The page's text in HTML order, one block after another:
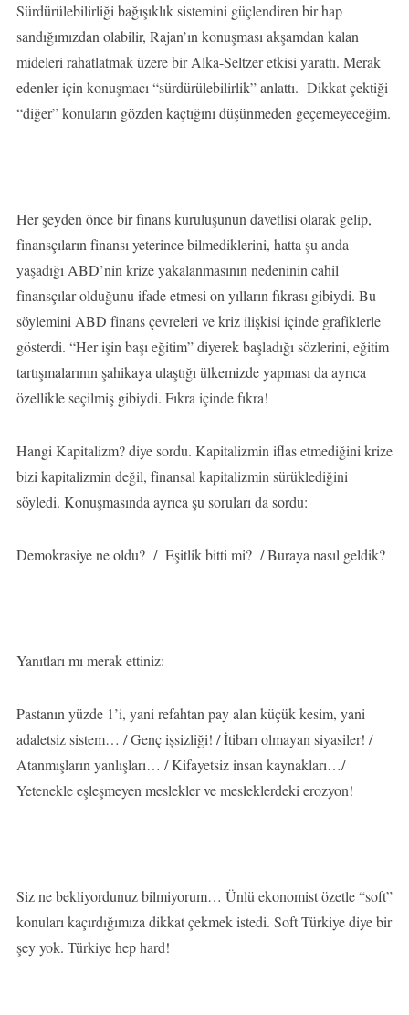
Sürdürülebilirliği bağışıklık sistemini güçlendiren bir hap
sandığımızdan olabilir, Rajan’ın konuşması akşamdan kalan
mideleri rahatlatmak üzere bir Alka-Seltzer etkisi yarattı. Merak
edenler için konuşmacı “sürdürülebilirlik” anlattı. Dikkat çektiği
“diğer” konuların gözden kaçtığını düşünmeden geçemeyeceğim.
Her şeyden önce bir finans kuruluşunun davetlisi olarak gelip,
finansçıların finansı yeterince bilmediklerini, hatta şu anda
yaşadığı ABD’nin krize yakalanmasının nedeninin cahil
finansçılar olduğunu ifade etmesi on yılların fıkrası gibiydi. Bu
söylemini ABD finans çevreleri ve kriz ilişkisi içinde grafiklerle
gösterdi. “Her işin başı eğitim” diyerek başladığı sözlerini, eğitim
tartışmalarının şahikaya ulaştığı ülkemizde yapması da ayrıca
özellikle seçilmiş gibiydi. Fıkra içinde fıkra!
Hangi Kapitalizm? diye sordu. Kapitalizmin iflas etmediğini krize
bizi kapitalizmin değil, finansal kapitalizmin sürüklediğini
söyledi. Konuşmasında ayrıca şu soruları da sordu:
Demokrasiye ne oldu? / Eşitlik bitti mi? / Buraya nasıl geldik?
Yanıtları mı merak ettiniz:
Pastanın yüzde 1’i, yani refahtan pay alan küçük kesim, yani
adaletsiz sistem… / Genç işsizliği! / İtibarı olmayan siyasiler! /
Atanmışların yanlışları… / Kifayetsiz insan kaynakları…/
Yetenekle eşleşmeyen meslekler ve mesleklerdeki erozyon!
Siz ne bekliyordunuz bilmiyorum… Ünlü ekonomist özetle “soft”
konuları kaçırdığımıza dikkat çekmek istedi. Soft Türkiye diye bir
şey yok. Türkiye hep hard!